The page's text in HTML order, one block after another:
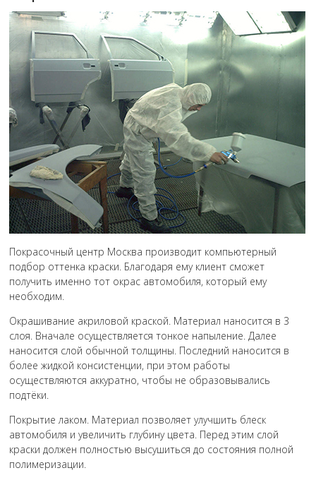
Покрасочный центр Москва производит компьютерный
подбор оттенка краски. Благодаря ему клиент сможет
получить именно тот окрас автомобиля, который ему
необходим.
Окрашивание акриловой краской. Материал наносится в 3
слоя. Вначале осуществляется тонкое напыление. Далее
наносится слой обычной толщины. Последний наносится в
более жидкой консистенции, при этом работы
осуществляются аккуратно, чтобы не образовывались
подтёки.
Покрытие лаком. Материал позволяет улучшить блеск
автомобиля и увеличить глубину цвета. Перед этим слой
краски должен полностью высушиться до состояния полной
полимеризации.